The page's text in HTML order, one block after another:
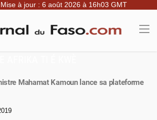
à jour : 6 août 2026 à 16h03 GMT
Mahamat Kamoun lance sa plateforme